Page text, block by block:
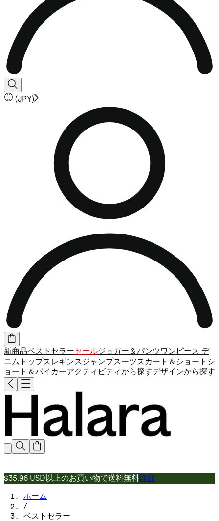
(JPY)
新商品ベストセラーセールジョガー＆パンツワンピース デ
ニム トップス レギンス ジャンプスーツスカート＆ショート シ
ョート＆バイカーアクティビティから探すデザインから探す
$35.96 USD以上のお買い物で送料無料詳細
ホーム
/
ベストセラー